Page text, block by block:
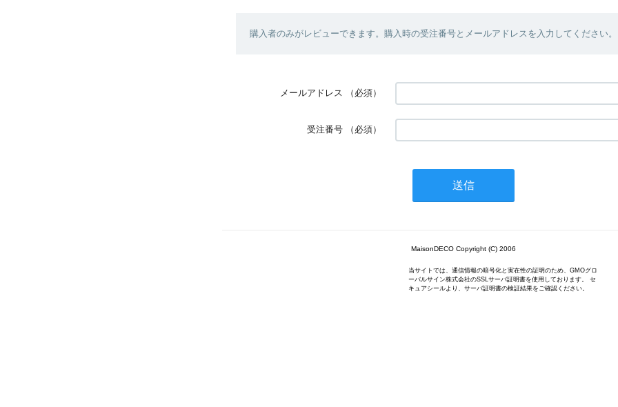
購入者のみがレビューできます。購入時の受注番号とメールアドレスを入力してください。
メールアドレス （必須）
受注番号 （必須）
MaisonDECO Copyright (C) 2006
当サイトでは、通信情報の暗号化と実在性の証明のため、GMOグロ
ーバルサイン株式会社のSSLサーバ証明書を使用しております。 セ
キュアシールより、サーバ証明書の検証結果をご確認ください。